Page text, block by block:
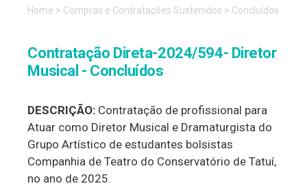
Home > Compras e Contratações Sustenidos > Concluídos
Contratação Direta-2024/594- Diretor
Musical - Concluídos
DESCRIÇÃO: Contratação de profissional para
Atuar como Diretor Musical e Dramaturgista do
Grupo Artístico de estudantes bolsistas
Companhia de Teatro do Conservatório de Tatuí,
no ano de 2025.